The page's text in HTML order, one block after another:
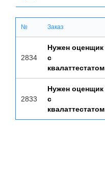
№ Заказ
2834
Нужен оценщик
с
квалаттестатом
2833
Нужен оценщик
с
квалаттестатом